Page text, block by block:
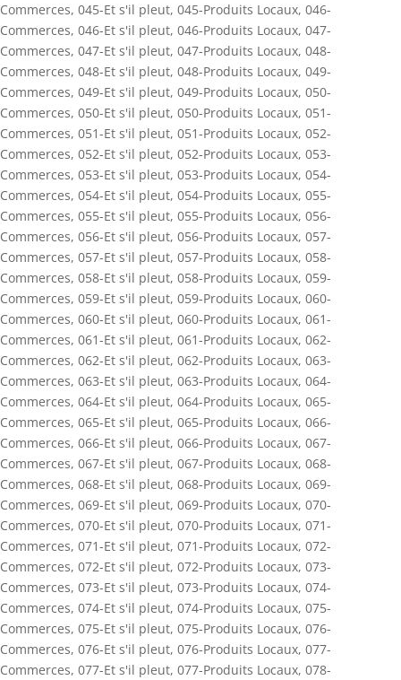
Commerces, 045-Et s'il pleut, 045-Produits Locaux, 046-
Commerces, 046-Et s'il pleut, 046-Produits Locaux, 047-
Commerces, 047-Et s'il pleut, 047-Produits Locaux, 048-
Commerces, 048-Et s'il pleut, 048-Produits Locaux, 049-
Commerces, 049-Et s'il pleut, 049-Produits Locaux, 050-
Commerces, 050-Et s'il pleut, 050-Produits Locaux, 051-
Commerces, 051-Et s'il pleut, 051-Produits Locaux, 052-
Commerces, 052-Et s'il pleut, 052-Produits Locaux, 053-
Commerces, 053-Et s'il pleut, 053-Produits Locaux, 054-
Commerces, 054-Et s'il pleut, 054-Produits Locaux, 055-
Commerces, 055-Et s'il pleut, 055-Produits Locaux, 056-
Commerces, 056-Et s'il pleut, 056-Produits Locaux, 057-
Commerces, 057-Et s'il pleut, 057-Produits Locaux, 058-
Commerces, 058-Et s'il pleut, 058-Produits Locaux, 059-
Commerces, 059-Et s'il pleut, 059-Produits Locaux, 060-
Commerces, 060-Et s'il pleut, 060-Produits Locaux, 061-
Commerces, 061-Et s'il pleut, 061-Produits Locaux, 062-
Commerces, 062-Et s'il pleut, 062-Produits Locaux, 063-
Commerces, 063-Et s'il pleut, 063-Produits Locaux, 064-
Commerces, 064-Et s'il pleut, 064-Produits Locaux, 065-
Commerces, 065-Et s'il pleut, 065-Produits Locaux, 066-
Commerces, 066-Et s'il pleut, 066-Produits Locaux, 067-
Commerces, 067-Et s'il pleut, 067-Produits Locaux, 068-
Commerces, 068-Et s'il pleut, 068-Produits Locaux, 069-
Commerces, 069-Et s'il pleut, 069-Produits Locaux, 070-
Commerces, 070-Et s'il pleut, 070-Produits Locaux, 071-
Commerces, 071-Et s'il pleut, 071-Produits Locaux, 072-
Commerces, 072-Et s'il pleut, 072-Produits Locaux, 073-
Commerces, 073-Et s'il pleut, 073-Produits Locaux, 074-
Commerces, 074-Et s'il pleut, 074-Produits Locaux, 075-
Commerces, 075-Et s'il pleut, 075-Produits Locaux, 076-
Commerces, 076-Et s'il pleut, 076-Produits Locaux, 077-
Commerces, 077-Et s'il pleut, 077-Produits Locaux, 078-